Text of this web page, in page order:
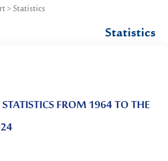
> Statistics
Statistics
FROM 1964 TO THE